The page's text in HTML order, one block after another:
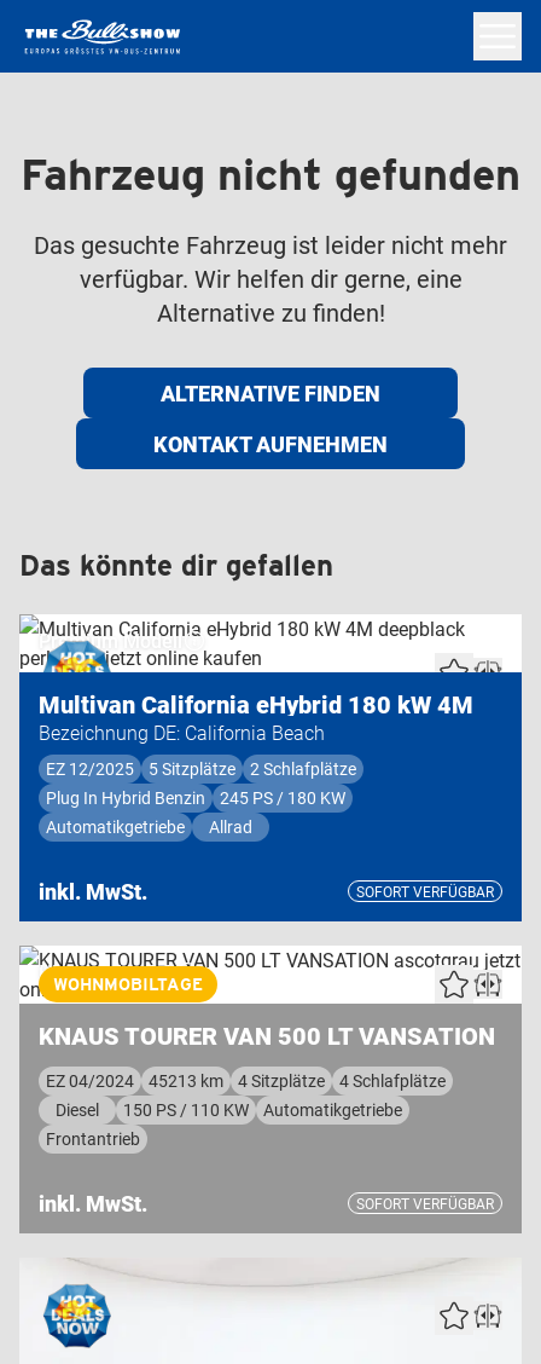
Fahrzeug nicht gefunden
Das gesuchte Fahrzeug ist leider nicht mehr
verfügbar. Wir helfen dir gerne, eine
Alternative zu finden!
ALTERNATIVE FINDEN
KONTAKT AUFNEHMEN
Das könnte dir gefallen
Premium Modell
Multivan California eHybrid 180 kW 4M
Bezeichnung DE: California Beach
EZ 12/2025 5 Sitzplätze
2 Schlafplätze
Plug In Hybrid Benzin
245 PS / 180 KW
Automatikgetriebe
Allrad
inkl. MwSt. SOFORT VERFÜGBAR
Highend Modell
WOHNMOBILTAGE
KNAUS TOURER VAN 500 LT VANSATION
EZ 04/2024 45213 km 4 Sitzplätze
4 Schlafplätze
Diesel
150 PS / 110 KW
Automatikgetriebe
Frontantrieb
inkl. MwSt. SOFORT VERFÜGBAR